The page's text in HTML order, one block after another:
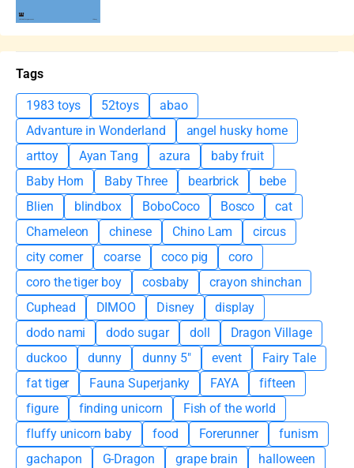
Tags
1983 toys 52toys
abao
Advanture in Wonderland
angel husky home
arttoy
Ayan Tang azura
baby fruit
Baby Horn
Baby Three bearbrick
bebe
Blien
blindbox BoboCoco Bosco
cat
Chameleon
chinese Chino Lam
circus
city corner
coarse coco pig
coro
coro the tiger boy
cosbaby
crayon shinchan
Cuphead
DIMOO Disney
display
dodo nami
dodo sugar doll
Dragon Village
duckoo
dunny dunny 5" event
Fairy Tale
fat tiger
Fauna Superjanky FAYA
fifteen
figure
finding unicorn
Fish of the world
fluffy unicorn baby
food Forerunner
funism
gachapon
G-Dragon grape brain
halloween